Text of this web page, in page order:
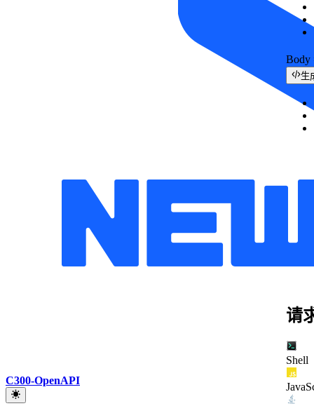
C300-OpenAPI
Body
生
请
Shell